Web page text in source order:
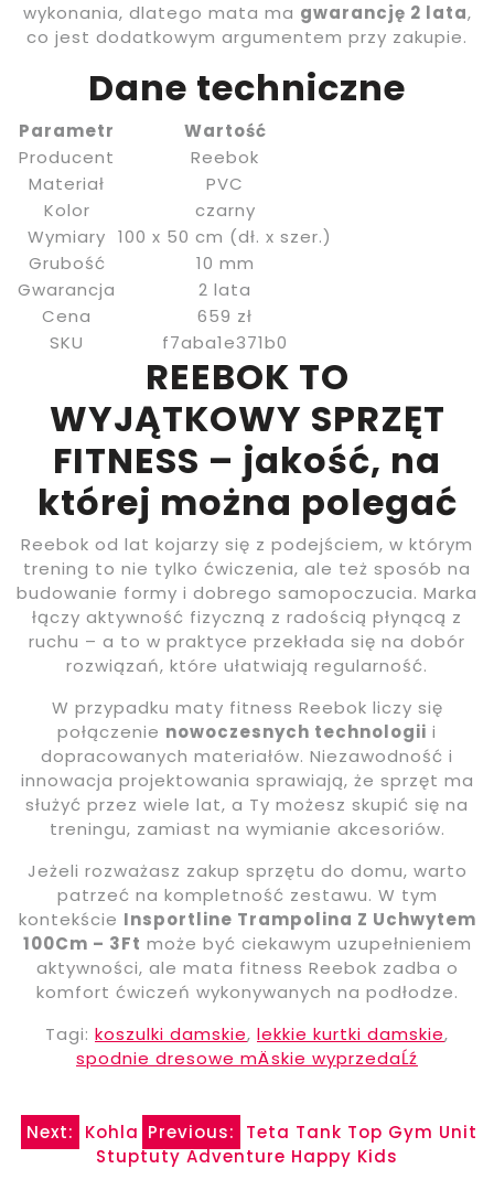
wykonania, dlatego mata ma gwarancję 2 lata,
co jest dodatkowym argumentem przy zakupie.
Dane techniczne
Parametr
Wartość
Producent
Reebok
Materiał
PVC
Kolor
czarny
Wymiary 100 x 50 cm (dł. x szer.)
Grubość
10 mm
Gwarancja
2 lata
Cena
659 zł
SKU
f7aba1e371b0
REEBOK TO
WYJĄTKOWY SPRZĘT
FITNESS – jakość, na
której można polegać
Reebok od lat kojarzy się z podejściem, w którym
trening to nie tylko ćwiczenia, ale też sposób na
budowanie formy i dobrego samopoczucia. Marka
łączy aktywność fizyczną z radością płynącą z
ruchu – a to w praktyce przekłada się na dobór
rozwiązań, które ułatwiają regularność.
W przypadku maty fitness Reebok liczy się
połączenie nowoczesnych technologii i
dopracowanych materiałów. Niezawodność i
innowacja projektowania sprawiają, że sprzęt ma
służyć przez wiele lat, a Ty możesz skupić się na
treningu, zamiast na wymianie akcesoriów.
Jeżeli rozważasz zakup sprzętu do domu, warto
patrzeć na kompletność zestawu. W tym
kontekście Insportline Trampolina Z Uchwytem
100Cm – 3Ft może być ciekawym uzupełnieniem
aktywności, ale mata fitness Reebok zadba o
komfort ćwiczeń wykonywanych na podłodze.
Tagi: koszulki damskie, lekkie kurtki damskie,
spodnie dresowe mÄskie wyprzedaĹź
Nawigacja
wpisu
Previous: Teta Tank Top Gym Unit
Next:
Kohla
Stuptuty Adventure Happy Kids